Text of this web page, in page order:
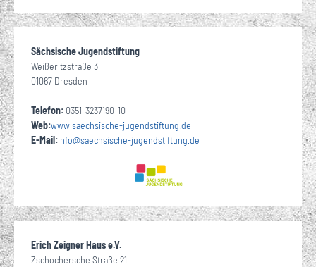
Sächsische Jugendstiftung
Weißeritzstraße 3
01067 Dresden
Telefon: 0351-3237190-10
Web:www.saechsische-jugendstiftung.de
E-Mail:info@saechsische-jugendstiftung·de
Erich Zeigner Haus e.V.
Zschochersche Straße 21